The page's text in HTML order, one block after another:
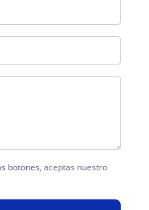
botones, aceptas nuestro